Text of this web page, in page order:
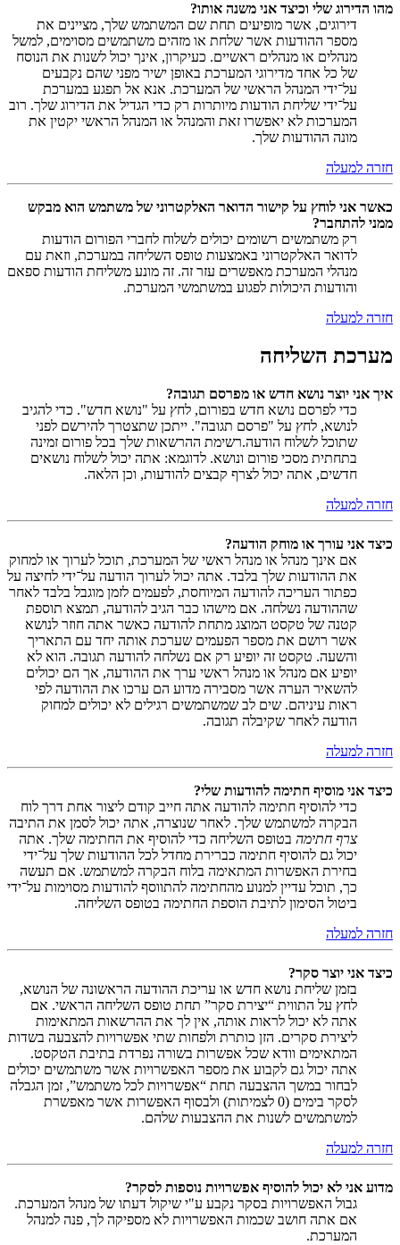
מהו הדירוג שלי וכיצד אני משנה אותו?
דירוגים, אשר מופיעים תחת שם המשתמש שלך, מציינים את
מספר ההודעות אשר שלחת או מזהים משתמשים מסוימים, למשל
מנהלים או מנהלים ראשיים. כעיקרון, אינך יכול לשנות את הנוסח
של כל אחד מדירוגי המערכת באופן ישיר מפני שהם נקבעים
על־ידי המנהל הראשי של המערכת. אנא אל תפגע במערכת
על־ידי שליחת הודעות מיותרות רק כדי הגדיל את הדירוג שלך. רוב
המערכות לא יאפשרו זאת והמנהל או המנהל הראשי יקטין את
מונה ההודעות שלך.
חזרה למעלה
כאשר אני לוחץ על קישור הדואר האלקטרוני של משתמש הוא מבקש
ממני להתחבר?
רק משתמשים רשומים יכולים לשלוח לחברי הפורום הודעות
לדואר האלקטרוני באמצעות טופס השליחה במערכת, וזאת עם
מנהלי המערכת מאפשרים עזר זה. זה מונע משליחת הודעות ספאם
והודעות היכולות לפגוע במשתמשי המערכת.
חזרה למעלה
מערכת השליחה
איך אני יוצר נושא חדש או מפרסם תגובה?
כדי לפרסם נושא חדש בפורום, לחץ על "נושא חדש". כדי להגיב
לנושא, לחץ על "פרסם תגובה". ייתכן שתצטרך להירשם לפני
שתוכל לשלוח הודעה.רשימת ההרשאות שלך בכל פורום זמינה
בתחתית מסכי פורום ונושא. לדוגמא: אתה יכול לשלוח נושאים
חדשים, אתה יכול לצרף קבצים להודעות, וכן הלאה.
חזרה למעלה
כיצד אני עורך או מוחק הודעה?
אם אינך מנהל או מנהל ראשי של המערכת, תוכל לערוך או למחוק
את ההודעות שלך בלבד. אתה יכול לערוך הודעה על־ידי לחיצה על
כפתור העריכה להודעה המיוחסת, לפעמים לזמן מוגבל בלבד לאחר
שההודעה נשלחה. אם מישהו כבר הגיב להודעה, תמצא תוספת
קטנה של טקסט המוצג מתחת להודעה כאשר אתה חוזר לנושא
אשר רושם את מספר הפעמים שערכת אותה יחד עם התאריך
והשעה. טקסט זה יופיע רק אם נשלחה להודעה תגובה. הוא לא
יופיע אם מנהל או מנהל ראשי ערך את ההודעה, אך הם יכולים
להשאיר הערה אשר מסבירה מדוע הם ערכו את ההודעה לפי
ראות עיניהם. שים לב שמשתמשים רגילים לא יכולים למחוק
הודעה לאחר שקיבלה תגובה.
חזרה למעלה
כיצד אני מוסיף חתימה להודעות שלי?
כדי להוסיף חתימה להודעה אתה חייב קודם ליצור אחת דרך לוח
הבקרה למשתמש שלך. לאחר שנוצרה, אתה יכול לסמן את התיבה
צרף חתימה בטופס השליחה כדי להוסיף את החתימה שלך. אתה
יכול גם להוסיף חתימה כברירת מחדל לכל ההודעות שלך על־ידי
בחירת האפשרות המתאימה בלוח הבקרה למשתמש. אם תעשה
כך, תוכל עדיין למנוע מהחתימה להתווסף להודעות מסוימות על־ידי
ביטול הסימון לתיבת הוספת החתימה בטופס השליחה.
חזרה למעלה
כיצד אני יוצר סקר?
בזמן שליחת נושא חדש או עריכת ההודעה הראשונה של הנושא,
לחץ על התווית “יצירת סקר” תחת טופס השליחה הראשי. אם
אתה לא יכול לראות אותה, אין לך את ההרשאות המתאימות
ליצירת סקרים. הזן כותרת ולפחות שתי אפשרויות להצבעה בשדות
המתאימים וודא שכל אפשרות בשורה נפרדת בתיבת הטקסט.
אתה יכול גם לקבוע את מספר האפשרויות אשר משתמשים יכולים
לבחור במשך ההצבעה תחת “אפשרויות לכל משתמש”, זמן הגבלה
לסקר בימים (0 לצמיתות) ולבסוף האפשרות אשר מאפשרת
למשתמשים לשנות את ההצבעות שלהם.
חזרה למעלה
מדוע אני לא יכול להוסיף אפשרויות נוספות לסקר?
גבול האפשרויות בסקר נקבע ע"י שיקול דעתו של מנהל המערכת.
אם אתה חושב שכמות האפשרויות לא מספיקה לך, פנה למנהל
המערכת.